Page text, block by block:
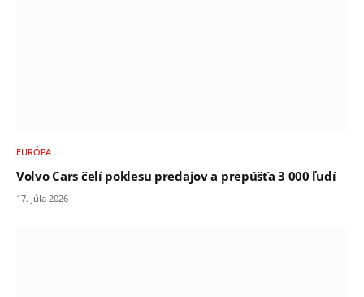
EURÓPA
Volvo Cars čelí poklesu predajov a prepúšťa 3 000 ľudí
17. júla 2026